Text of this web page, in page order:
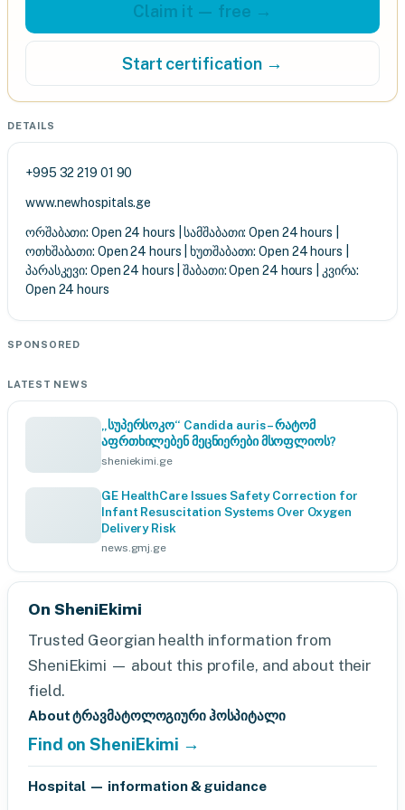
Claim it — free →
Start certification →
DETAILS
+995 32 219 01 90
www.newhospitals.ge
ორშაბათი: Open 24 hours | სამშაბათი: Open 24 hours |
ოთხშაბათი: Open 24 hours | ხუთშაბათი: Open 24 hours |
პარასკევი: Open 24 hours | შაბათი: Open 24 hours | კვირა:
Open 24 hours
SPONSORED
LATEST NEWS
„სუპერსოკო“ Candida auris – რატომ
აფრთხილებენ მეცნიერები მსოფლიოს?
sheniekimi.ge
GE HealthCare Issues Safety Correction for
Infant Resuscitation Systems Over Oxygen
Delivery Risk
news.gmj.ge
On SheniEkimi
Trusted Georgian health information from
SheniEkimi — about this profile, and about their
field.
About ტრავმატოლოგიური ჰოსპიტალი
Find on SheniEkimi →
Hospital — information & guidance